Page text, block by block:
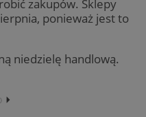
zakupów. Sklepy
ponieważ jest to
niedzielę handlową.
⏵︎